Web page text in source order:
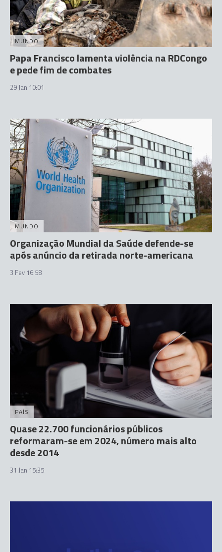
MUNDO
Papa Francisco lamenta violência na RDCongo
e pede fim de combates
29 Jan 10:01
MUNDO
Organização Mundial da Saúde defende-se
após anúncio da retirada norte-americana
3 Fev 16:58
PAÍS
Quase 22.700 funcionários públicos
reformaram-se em 2024, número mais alto
desde 2014
31 Jan 15:35